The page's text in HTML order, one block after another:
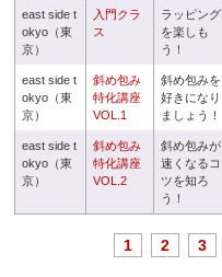
east side t
okyo（東
京）
入門クラ
ス
ラッピング
を楽しも
う！
east side t
okyo（東
京）
斜め包み
特化講座
VOL.1
斜め包みを
好きになり
ましょう！
east side t
okyo（東
京）
斜め包み
特化講座
VOL.2
斜め包みが
速くなるコ
ツを知ろ
う！
1 2 3